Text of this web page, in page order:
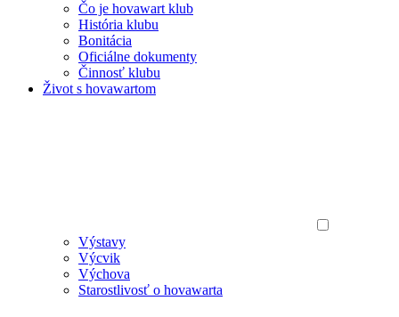
Čo je hovawart klub
História klubu
Bonitácia
Oficiálne dokumenty
Činnosť klubu
Život s hovawartom
Výstavy
Výcvik
Výchova
Starostlivosť o hovawarta